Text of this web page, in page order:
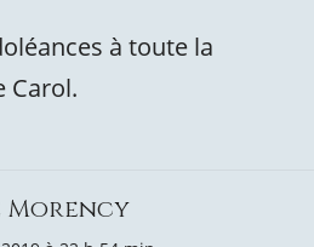
à toute la
Carol.
Morency